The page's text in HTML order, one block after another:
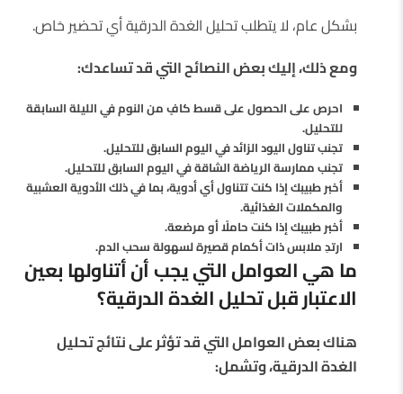
بشكل عام، لا يتطلب تحليل الغدة الدرقية أي تحضير خاص.
ومع ذلك، إليك بعض النصائح التي قد تساعدك:
احرص على الحصول على قسط كافٍ من النوم في الليلة السابقة
للتحليل.
تجنب تناول اليود الزائد في اليوم السابق للتحليل.
تجنب ممارسة الرياضة الشاقة في اليوم السابق للتحليل.
أخبر طبيبك إذا كنت تتناول أي أدوية، بما في ذلك الأدوية العشبية
والمكملات الغذائية.
أخبر طبيبك إذا كنت حاملًا أو مرضعة.
ارتدِ ملابس ذات أكمام قصيرة لسهولة سحب الدم.
ما هي العوامل التي يجب أن أتناولها بعين
الاعتبار قبل تحليل الغدة الدرقية؟
هناك بعض العوامل التي قد تؤثر على نتائج تحليل
الغدة الدرقية، وتشمل: